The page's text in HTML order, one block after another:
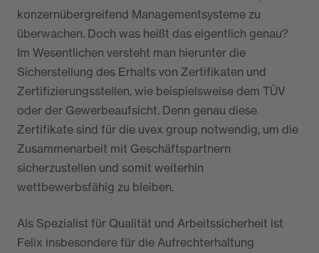
konzernübergreifend Managementsysteme zu
überwachen. Doch was heißt das eigentlich genau?
Im Wesentlichen versteht man hierunter die
Sicherstellung des Erhalts von Zertifikaten und
Zertifizierungsstellen, wie beispielsweise dem TÜV
oder der Gewerbeaufsicht. Denn genau diese
Zertifikate sind für die uvex group notwendig, um die
Zusammenarbeit mit Geschäftspartnern
sicherzustellen und somit weiterhin
wettbewerbsfähig zu bleiben.
Als Spezialist für Qualität und Arbeitssicherheit ist
Felix insbesondere für die Aufrechterhaltung